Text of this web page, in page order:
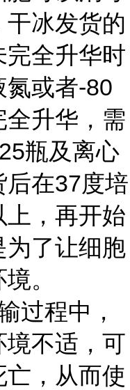
冰发货的
全升华时
或者-80
全升华，需
瓶及离心
在37度培
，再开始
为了让细胞
。
过程中，
境不适，可
，从而使